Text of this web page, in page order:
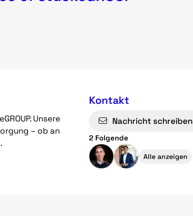
Unsere
– ob an
Kontakt
Nachricht schreiben
2 Folgende
Alle anzeigen